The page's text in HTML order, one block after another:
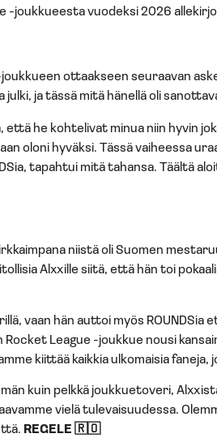
-joukkueesta vuodeksi 2026
ottaakseen seuraavan
ja tässä mitä hänellä oli
että he kohtelivat minua niin hyvin
oloni hyväksi. Tässä vaiheessa
tapahtui mitä tahansa. Täältä
niistä oli Suomen
Alxxille siitä, että hän toi
vaan hän auttoi myös
Rocket League -joukkue nousi
kiittää kaikkia ulkomaisia faneja,
kuin pelkkä joukkuetoveri,
vielä tulevaisuudessa.
REGELE 🇷🇴